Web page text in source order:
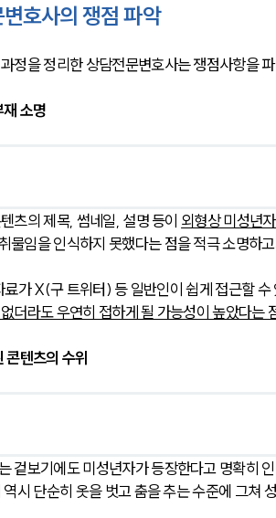
호사의 쟁점 파악
정을 정리한 상담전문변호사는 쟁점사항을
소명
츠의 제목, 썸네일, 설명 등이 외형상 미성년
물임을 인식하지 못했다는 점을 적극 소명하
료가 X(구 트위터) 등 일반인이 쉽게 접근할
더라도 우연히 접하게 될 가능성이 높았다는
텐츠의 수위
겉보기에도 미성년자가 등장한다고 명확히
역시 단순히 옷을 벗고 춤을 추는 수준에 그쳐